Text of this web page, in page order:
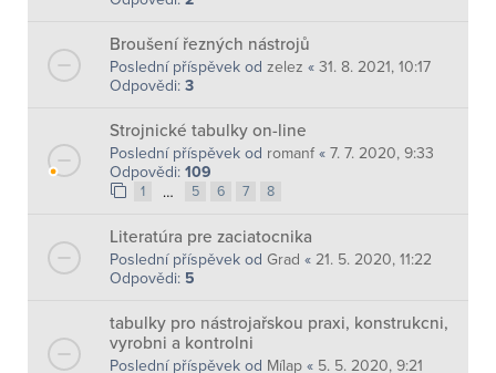
Broušení řezných nástrojů
Poslední příspěvek od zelez « 31. 8. 2021, 10:17
Odpovědi: 3
Strojnické tabulky on-line
Poslední příspěvek od romanf « 7. 7. 2020, 9:33
Odpovědi: 109
1 … 5 6 7 8
Literatúra pre zaciatocnika
Poslední příspěvek od Grad « 21. 5. 2020, 11:22
Odpovědi: 5
tabulky pro nástrojařskou praxi, konstrukcni,
vyrobni a kontrolni
Poslední příspěvek od Mílap « 5. 5. 2020, 9:21